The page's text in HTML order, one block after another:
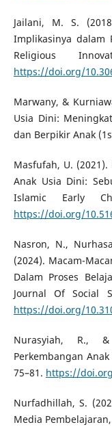
Jailani, M. S.
Implikasinya dalam
Religious
https://doi.org/
Marwany, &
Usia Dini:
dan Berpikir Anak
Masfufah, U.
Anak Usia Dini:
Islamic Early
https://doi.org/
Nasron, N.,
(2024). Macam-
Dalam Proses
Journal Of Social
https://doi.org/
Nurasyiah, R.,
Perkembangan
75–81. https://
Nurfadhillah, S.
Media